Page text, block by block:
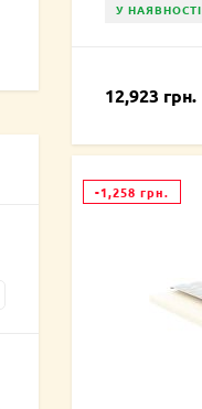
У НАЯВНОСТІ
12,923 грн.
-1,258 грн.